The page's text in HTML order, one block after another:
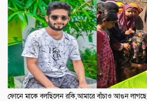
ফোনে মাকে বলছিলেন রকি,আমারে বাঁচাও আগুন লাগছে